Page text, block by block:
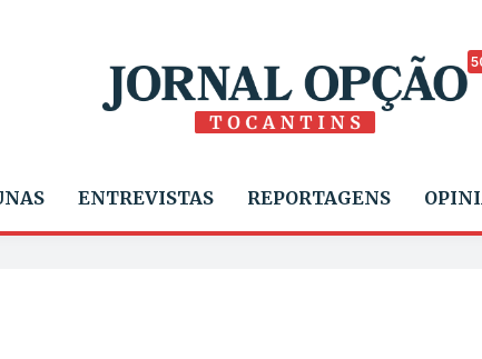
ENTREVISTAS REPORTAGENS